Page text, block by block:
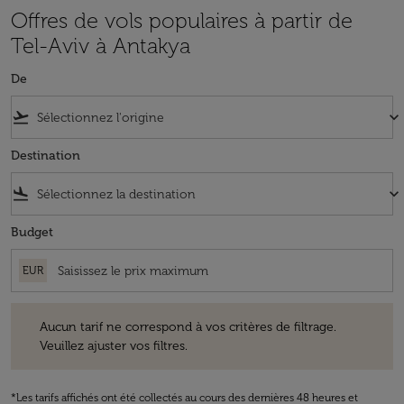
Offres de vols populaires à partir de
Tel-Aviv à Antakya
De
flight_takeoff keyboard_arrow_down
Destination
flight_land keyboard_arrow_down
Budget
EUR
Aucun tarif ne correspond à vos critères de filtrage.
Veuillez ajuster vos filtres.
*Les tarifs affichés ont été collectés au cours des dernières 48 heures et